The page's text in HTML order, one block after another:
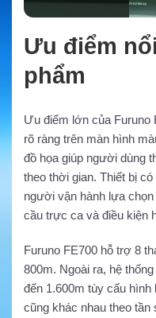
Ưu điểm
phẩm
Ưu điểm lớn của Furuno
rõ ràng trên màn hình
đồ họa giúp người dùng
theo thời gian. Thiết bị
người vận hành lựa
cầu trực ca và điều kiện
Furuno FE700 hỗ trợ 8
800m. Ngoài ra, hệ
đến 1.600m tùy cấu hình
cũng khác nhau theo tần